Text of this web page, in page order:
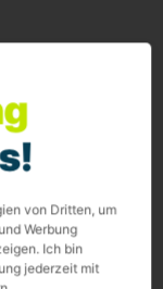
von Dritten, um
Werbung
Ich bin
jederzeit mit